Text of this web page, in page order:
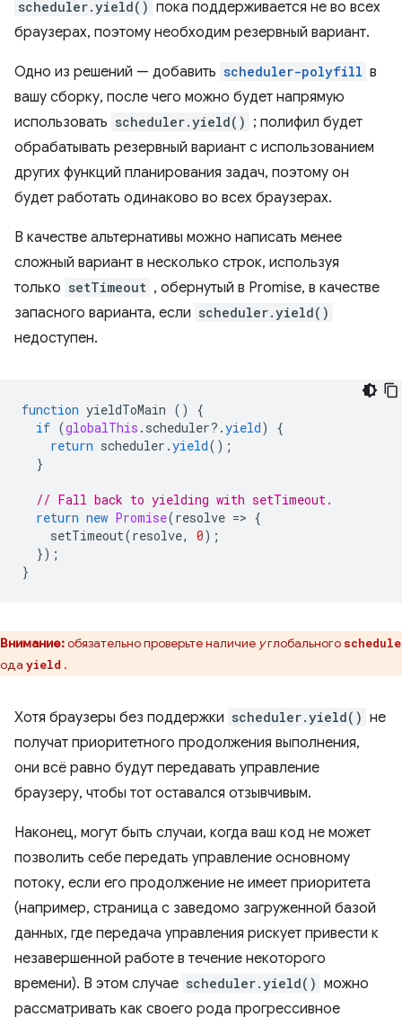
scheduler.yield() пока поддерживается не во всех
браузерах, поэтому необходим резервный вариант.
Одно из решений — добавить scheduler-polyfill в
вашу сборку, после чего можно будет напрямую
использовать scheduler.yield() ; полифил будет
обрабатывать резервный вариант с использованием
других функций планирования задач, поэтому он
будет работать одинаково во всех браузерах.
В качестве альтернативы можно написать менее
сложный вариант в несколько строк, используя
только setTimeout , обернутый в Promise, в качестве
запасного варианта, если scheduler.yield()
недоступен.
function yieldToMain ()
{
if (globalThis . scheduler? .yield)
{
return scheduler .yield();
}
// Fall back to yielding with setTimeout.
return new Promise(resolve => {
setTimeout(resolve, 0);
});
}
Внимание:обязательно проверьте наличие углобального
yield .
Хотя браузеры без поддержки scheduler.yield() не
получат приоритетного продолжения выполнения,
они всё равно будут передавать управление
браузеру, чтобы тот оставался отзывчивым.
Наконец, могут быть случаи, когда ваш код не может
позволить себе передать управление основному
потоку, если его продолжение не имеет приоритета
(например, страница с заведомо загруженной базой
данных, где передача управления рискует привести к
незавершенной работе в течение некоторого
времени). В этом случае scheduler.yield() можно
рассматривать как своего рода прогрессивное